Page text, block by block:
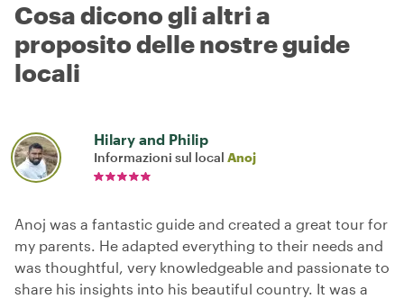
Cosa dicono gli altri a
proposito delle nostre guide
locali
Hilary and Philip
Informazioni sul local Anoj
Anoj was a fantastic guide and created a great tour for
my parents. He adapted everything to their needs and
was thoughtful, very knowledgeable and passionate to
share his insights into his beautiful country. It was a